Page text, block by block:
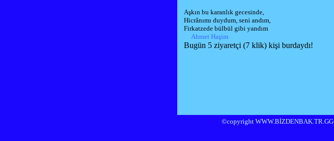
Aşkın bu karanlık gecesinde,
Hicrânımı duydum, seni andım,
Firkatzede bülbül gibi yandım
Ahmet Haşim
Bugün 5 ziyaretçi (7 klik) kişi burdaydı!
©copyright WWW.BİZDENBAK.TR.GG